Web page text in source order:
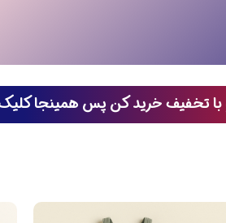
با تخفیف خرید کن پس همینجا